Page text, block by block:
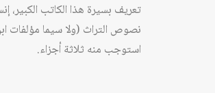
تعريف بسيرة هذا الكاتب الكبير،
نصوص التراث (ولا سيما مؤلفات
استوجب منه ثلاثة أجزاء.